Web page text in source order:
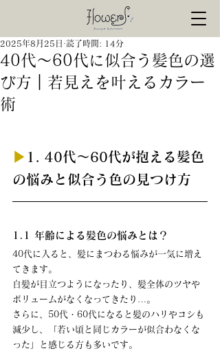
40代〜60代に似合う髪色の選
び方｜若見えを叶えるカラー
術
2025年8月25日 読了時間: 14分
▶︎ 1. 40代〜60代が抱える髪色
の悩みと似合う色の見つけ方
1.1 年齢による髪色の悩みとは？
40代に入ると、髪にまつわる悩みが一気に増え
てきます。
白髪が目立つようになったり、髪全体のツヤや
ボリュームがなくなってきたり…。
さらに、50代・60代になると髪のハリやコシも
減少し、「若い頃と同じカラーが似合わなくな
った」と感じる方も多いです。